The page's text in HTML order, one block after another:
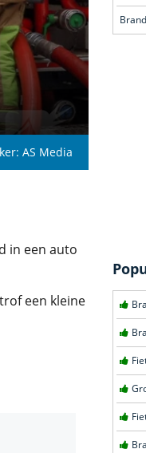
AS Media
in een auto
een kleine